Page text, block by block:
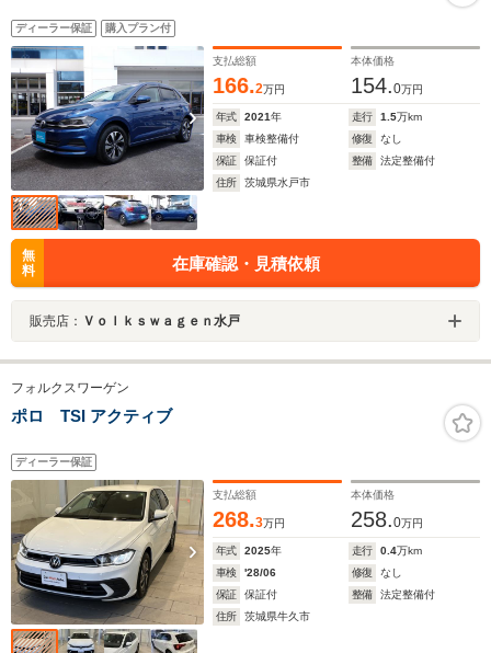
ディーラー保証 購入プラン付
支払総額
166.2万円
本体価格
154.0万円
年式 2021年 走行 1.5万km
車検
車検整備付 修復
なし
保証
保証付 整備
法定整備付
住所
茨城県水戸市
無
料
在庫確認・見積依頼
販売店： Ｖｏｌｋｓｗａｇｅｎ水戸
フォルクスワーゲン
ポロ TSI アクティブ
ディーラー保証
支払総額
268.3万円
本体価格
258.0万円
年式 2025年 走行 0.4万km
車検
'28/06 修復
なし
保証
保証付 整備
法定整備付
住所
茨城県牛久市